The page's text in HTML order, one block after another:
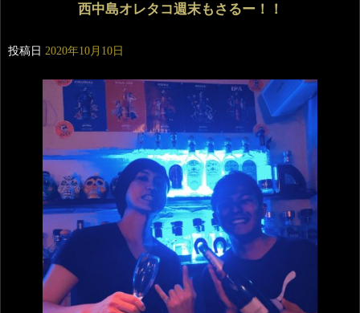
西中島オレタコ週末もさるー！！
投稿日 2020年10月10日